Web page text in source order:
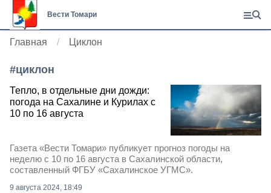
Вести Томари
Главная Циклон
#циклон
Тепло, в отдельные дни дожди:
погода на Сахалине и Курилах с
10 по 16 августа
Газета «Вести Томари» публикует прогноз погоды на
неделю с 10 по 16 августа в Сахалинской области,
составленный ФГБУ «Сахалинское УГМС».
9 августа 2024, 18:49